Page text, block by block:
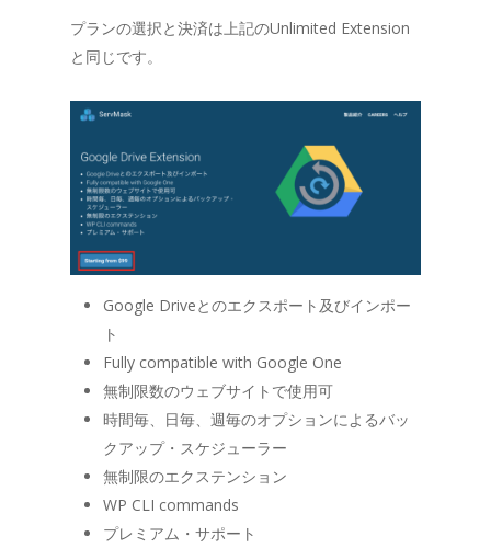
プランの選択と決済は上記のUnlimited Extension
と同じです。
Google Driveとのエクスポート及びインポー
ト
Fully compatible with Google One
無制限数のウェブサイトで使用可
時間毎、日毎、週毎のオプションによるバッ
クアップ・スケジューラー
無制限のエクステンション
WP CLI commands
プレミアム・サポート